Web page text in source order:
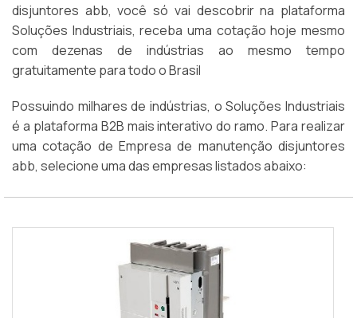
disjuntores abb, você só vai descobrir na plataforma
Soluções Industriais, receba uma cotação hoje mesmo
com dezenas de indústrias ao mesmo tempo
gratuitamente para todo o Brasil
Possuindo milhares de indústrias, o Soluções Industriais
é a plataforma B2B mais interativo do ramo. Para realizar
uma cotação de Empresa de manutenção disjuntores
abb, selecione uma das empresas listados abaixo: